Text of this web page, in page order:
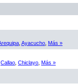
Ayacucho Más »
Callao Chiclayo Más »